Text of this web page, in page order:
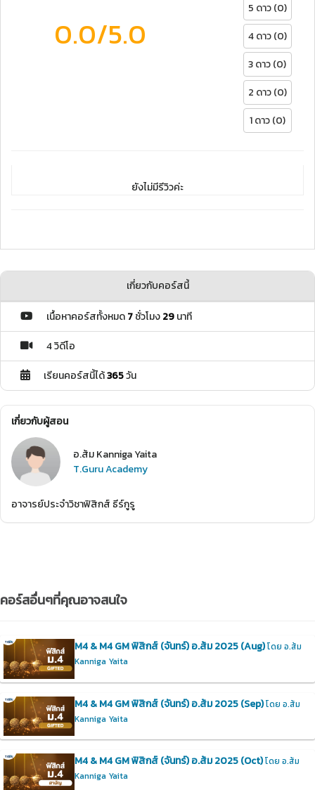
0.0/5.0
5 ดาว (0)
4 ดาว (0)
3 ดาว (0)
2 ดาว (0)
1 ดาว (0)
ยังไม่มีรีวิวค่ะ
เกี่ยวกับคอร์สนี้
เนื้อหาคอร์สทั้งหมด7ชั่วโมง29นาที
4 วิดีโอ
เรียนคอร์สนี้ได้365วัน
เกี่ยวกับผู้สอน
อ.ส้ม Kanniga Yaita
T.Guru Academy
อาจารย์ประจำวิชาฟิสิกส์ ธีร์กูรู
คอร์สอื่นๆที่คุณอาจสนใจ
M4 & M4 GM ฟิสิกส์ (จันทร์) อ.ส้ม 2025 (Aug)โดย อ.ส้ม
Kanniga Yaita
M4 & M4 GM ฟิสิกส์ (จันทร์) อ.ส้ม 2025 (Sep)โดย อ.ส้ม
Kanniga Yaita
M4 & M4 GM ฟิสิกส์ (จันทร์) อ.ส้ม 2025 (Oct)โดย อ.ส้ม
Kanniga Yaita